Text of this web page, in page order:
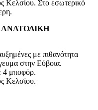
Κελσίου. Στο εσωτερικό
με πιθανότητα
στην Εύβοια.
4 μποφόρ.
Κελσίου.